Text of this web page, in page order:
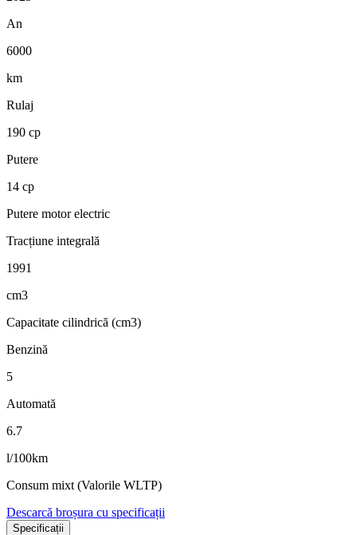
An
6000
km
Rulaj
190 cp
Putere
14 cp
Putere motor electric
Tracțiune integrală
1991
cm3
Capacitate cilindrică (cm3)
Benzină
5
Automată
6.7
l/100km
Consum mixt (Valorile WLTP)
Descarcă broșura cu specificații
Specificații